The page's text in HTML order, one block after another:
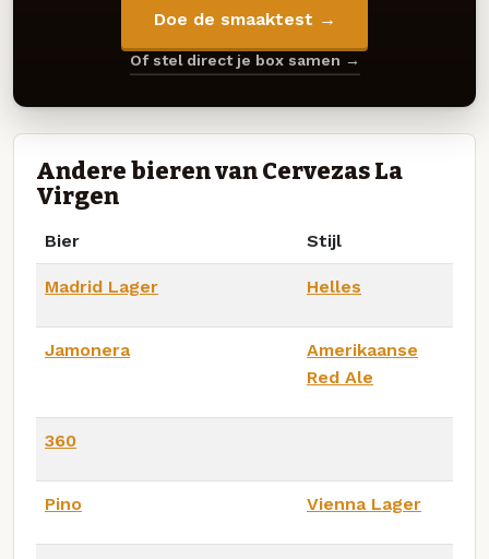
Doe de smaaktest →
Of stel direct je box samen →
Andere bieren van Cervezas La
Virgen
Bier Stijl
Madrid Lager Helles
Jamonera
Amerikaanse
Red Ale
360
Pino Vienna Lager